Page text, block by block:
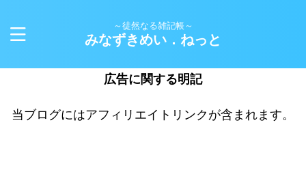
～徒然なる雑記帳～
みなずきめい．ねっと
広告に関する明記
当ブログにはアフィリエイトリンクが含まれます。